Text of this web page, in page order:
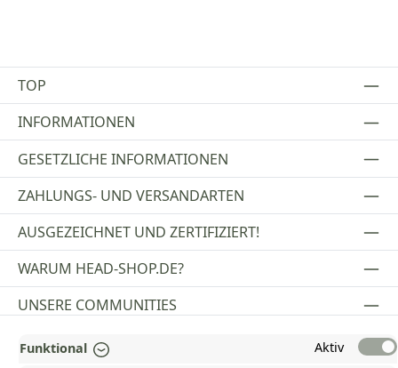
TOP
INFORMATIONEN
GESETZLICHE INFORMATIONEN
ZAHLUNGS- UND VERSANDARTEN
AUSGEZEICHNET UND ZERTIFIZIERT!
WARUM HEAD-SHOP.DE?
UNSERE COMMUNITIES
Funktional Aktiv